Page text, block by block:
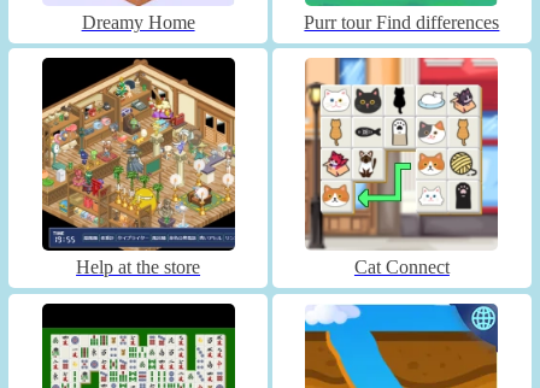
Dreamy Home Purr tour Find differences
Help at the store Cat Connect